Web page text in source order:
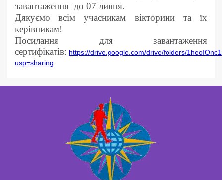
завантаження до 07 липня.
Дякуємо всім учасникам вікторини та їх
керівникам!
Посилання для завантаження
сертифікатів: https://drive.google.com/drive/folders/
usp=sharing